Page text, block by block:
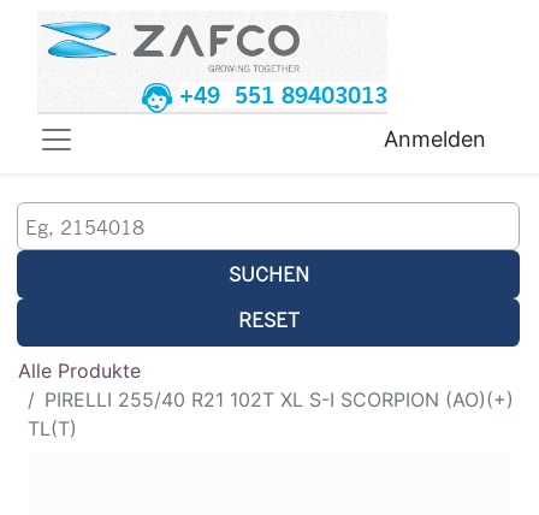
+49 551 89403013
Anmelden
SUCHEN
RESET
Alle Produkte
PIRELLI 255/40 R21 102T XL S-I SCORPION (AO)(+)
TL(T)